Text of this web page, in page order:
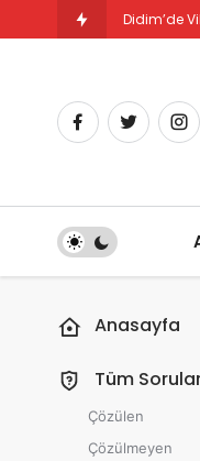
Didim’de
Anasayfa
Tüm
Çözülen
Çözülmeyen